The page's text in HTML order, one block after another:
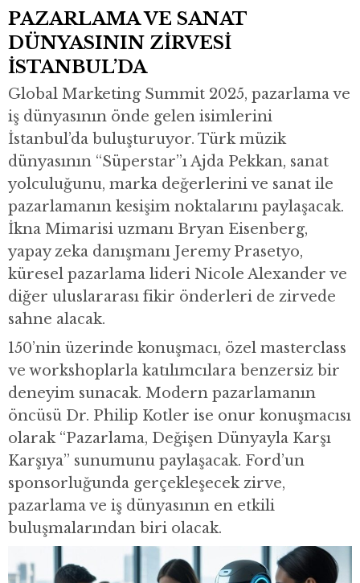
PAZARLAMA VE SANAT
DÜNYASININ ZİRVESİ
İSTANBUL’DA
Global Marketing Summit 2025, pazarlama ve
iş dünyasının önde gelen isimlerini
İstanbul’da buluşturuyor. Türk müzik
dünyasının “Süperstar”ı Ajda Pekkan, sanat
yolculuğunu, marka değerlerini ve sanat ile
pazarlamanın kesişim noktalarını paylaşacak.
İkna Mimarisi uzmanı Bryan Eisenberg,
yapay zeka danışmanı Jeremy Prasetyo,
küresel pazarlama lideri Nicole Alexander ve
diğer uluslararası fikir önderleri de zirvede
sahne alacak.
150’nin üzerinde konuşmacı, özel masterclass
ve workshoplarla katılımcılara benzersiz bir
deneyim sunacak. Modern pazarlamanın
öncüsü Dr. Philip Kotler ise onur konuşmacısı
olarak “Pazarlama, Değişen Dünyayla Karşı
Karşıya” sunumunu paylaşacak. Ford’un
sponsorluğunda gerçekleşecek zirve,
pazarlama ve iş dünyasının en etkili
buluşmalarından biri olacak.